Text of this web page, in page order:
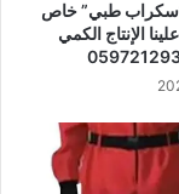
طبي” خاص
الإنتاج الكمي